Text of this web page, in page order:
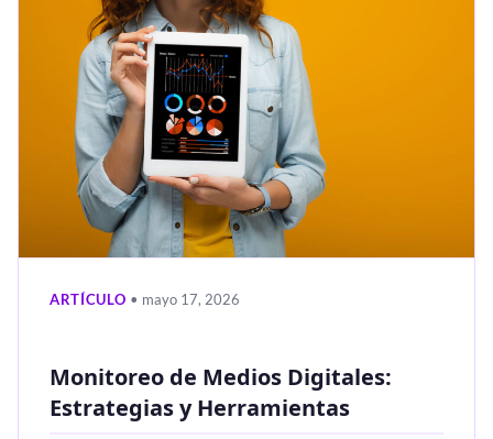
ARTÍCULO • mayo 17, 2026
Monitoreo de Medios Digitales:
Estrategias y Herramientas